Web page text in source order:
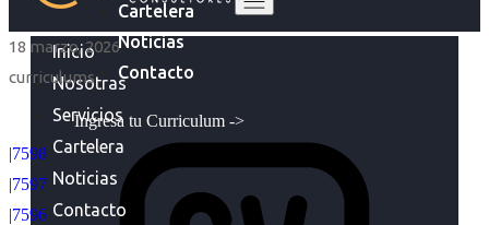
Cartelera
Noticias
Contacto
Ingresa tu Curriculum ->
Inicio
Nosotras
Servicios
Cartelera
Noticias
Contacto
18 marzo, 2026
curriculums
|7598
|7597
|7596